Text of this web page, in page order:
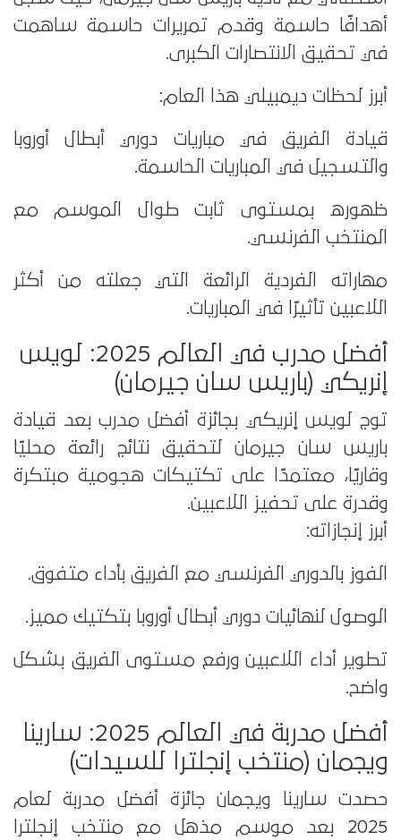
أهدافًا حاسمة وقدم تمريرات حاسمة ساهمت
في تحقيق الانتصارات الكبرى.
أبرز لحظات ديمبيلي هذا العام:
قيادة الفريق في مباريات دوري أبطال أوروبا
والتسجيل في المباريات الحاسمة.
ظهوره بمستوى ثابت طوال الموسم مع
المنتخب الفرنسي.
مهاراته الفردية الرائعة التي جعلته من أكثر
اللاعبين تأثيرًا في المباريات.
أفضل مدرب في العالم 2025: لويس
إنريكي (باريس سان جيرمان)
توج لويس إنريكي بجائزة أفضل مدرب بعد قيادة
باريس سان جيرمان لتحقيق نتائج رائعة محليًا
وقاريًا، معتمدًا على تكتيكات هجومية مبتكرة
وقدرة على تحفيز اللاعبين.
أبرز إنجازاته:
الفوز بالدوري الفرنسي مع الفريق بأداء متفوق.
الوصول لنهائيات دوري أبطال أوروبا بتكتيك مميز.
تطوير أداء اللاعبين ورفع مستوى الفريق بشكل
واضح.
أفضل مدربة في العالم 2025: سارينا
ويجمان (منتخب إنجلترا للسيدات)
حصدت سارينا ويجمان جائزة أفضل مدربة لعام
2025 بعد موسم مذهل مع منتخب إنجلترا